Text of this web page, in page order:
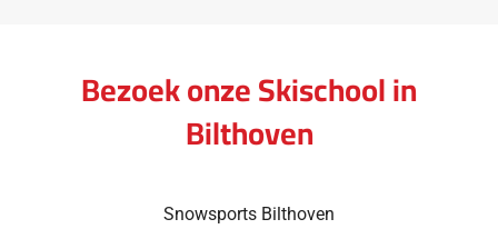
Bezoek onze Skischool in
Bilthoven
Snowsports Bilthoven